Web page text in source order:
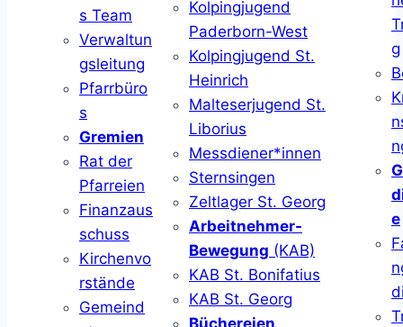
s Team
Verwaltun
gsleitung
Pfarrbüro
s
Gremien
Rat der
Pfarreien
Finanzaus
schuss
Kirchenvo
rstände
Gemeind
Kolpingjugend
Paderborn-West
Kolpingjugend St.
Heinrich
Malteserjugend St.
Liborius
Messdiener*innen
Sternsingen
Zeltlager St. Georg
Arbeitnehmer-
Bewegung (KAB)
KAB St. Bonifatius
KAB St. Georg
Büchereien
g
e